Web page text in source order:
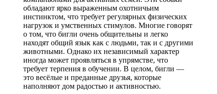
обладают ярко выраженным охотничьим
инстинктом, что требует регулярных физических
нагрузок и умственных стимулов. Многие говорят
о том, что бигли очень общительны и легко
находят общий язык как с людьми, так и с другими
животными. Однако их независимый характер
иногда может проявляться в упрямстве, что
требует терпения в обучении. В целом, бигли —
это весёлые и преданные друзья, которые
наполняют дом радостью и активностью.